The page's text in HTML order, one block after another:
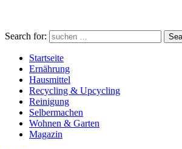
Search for:
Startseite
Ernährung
Hausmittel
Recycling & Upcycling
Reinigung
Selbermachen
Wohnen & Garten
Magazin